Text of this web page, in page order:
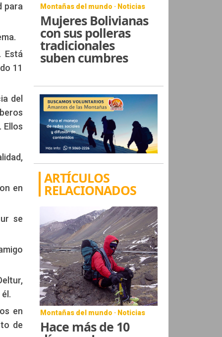
para
Está
11
del
Ellos
en
se
en
de
Montañas del mundo · Noticias
Mujeres Bolivianas
con sus polleras
tradicionales
suben cumbres
ARTÍCULOS
RELACIONADOS
Montañas del mundo · Noticias
Hace más de 10